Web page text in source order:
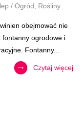
/ Ogród, Rośliny
obejmować nie
fontanny ogrodowe i
Fontanny...
Czytaj więcej